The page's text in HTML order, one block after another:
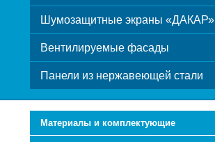
Шумозащитные экраны «ДАКАР»
Вентилируемые фасады
Панели из нержавеющей стали
Материалы и комплектующие